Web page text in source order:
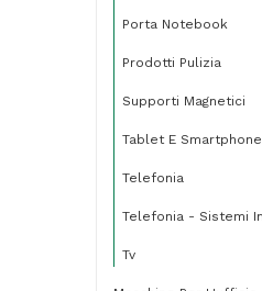
Porta Notebook
Prodotti Pulizia
Supporti Magnetici
Tablet E Smartphone
Telefonia
Telefonia - Sistemi
Tv